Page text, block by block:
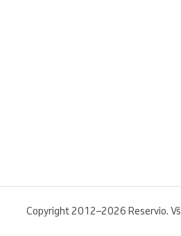
Copyright 2012–2026 Reservio.